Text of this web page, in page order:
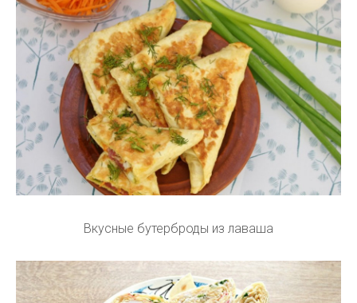
Вкусные бутерброды из лаваша